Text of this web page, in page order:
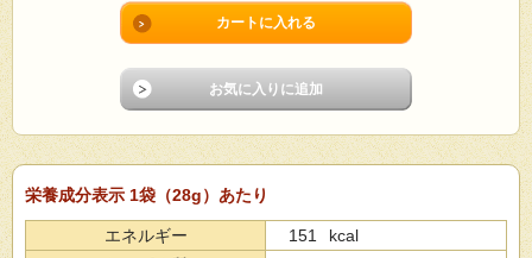
栄養成分表示 1袋（28g）あたり
エネルギー 151
kcal